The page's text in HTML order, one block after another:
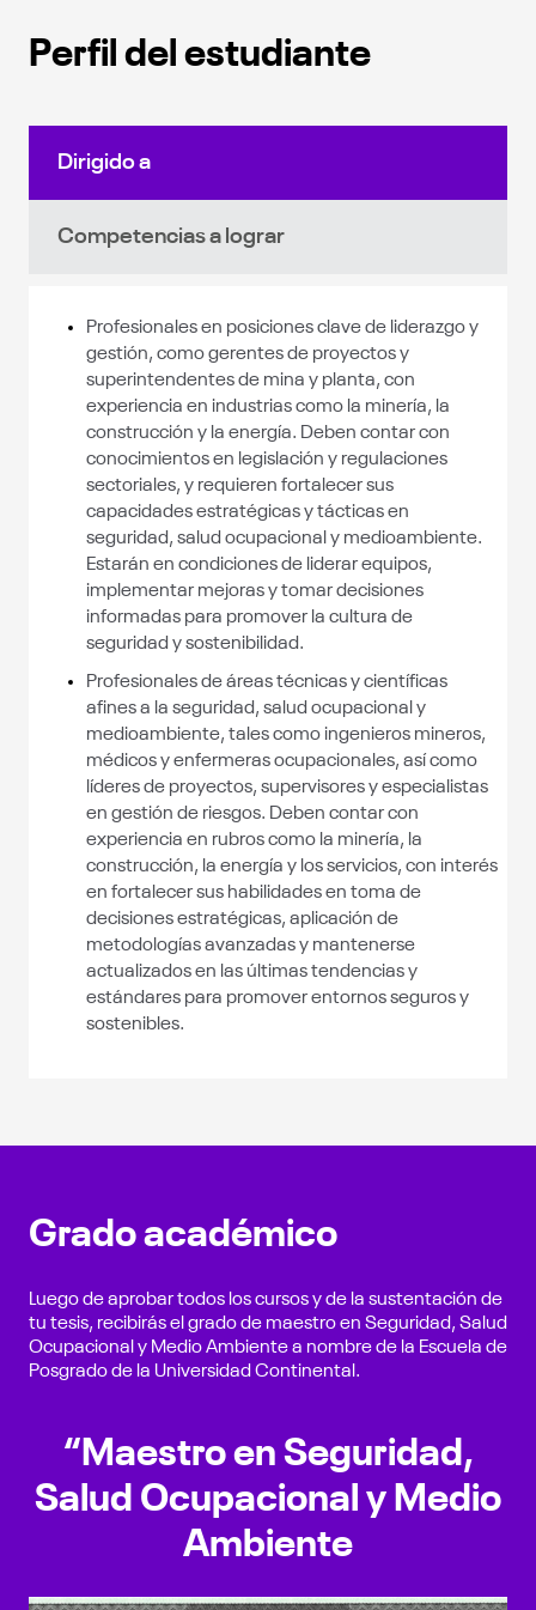
Perfil del estudiante
Dirigido a
Competencias a lograr
Profesionales en posiciones clave de liderazgo y
gestión, como gerentes de proyectos y
superintendentes de mina y planta, con
experiencia en industrias como la minería, la
construcción y la energía. Deben contar con
conocimientos en legislación y regulaciones
sectoriales, y requieren fortalecer sus
capacidades estratégicas y tácticas en
seguridad, salud ocupacional y medioambiente.
Estarán en condiciones de liderar equipos,
implementar mejoras y tomar decisiones
informadas para promover la cultura de
seguridad y sostenibilidad.
Profesionales de áreas técnicas y científicas
afines a la seguridad, salud ocupacional y
medioambiente, tales como ingenieros mineros,
médicos y enfermeras ocupacionales, así como
líderes de proyectos, supervisores y especialistas
en gestión de riesgos. Deben contar con
experiencia en rubros como la minería, la
construcción, la energía y los servicios, con interés
en fortalecer sus habilidades en toma de
decisiones estratégicas, aplicación de
metodologías avanzadas y mantenerse
actualizados en las últimas tendencias y
estándares para promover entornos seguros y
sostenibles.
Grado académico
Luego de aprobar todos los cursos y de la sustentación de
tu tesis, recibirás el grado de maestro en Seguridad, Salud
Ocupacional y Medio Ambiente a nombre de la Escuela de
Posgrado de la Universidad Continental.
“Maestro en Seguridad,
Salud Ocupacional y Medio
Ambiente